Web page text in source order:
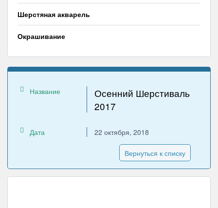
Шерстяная акварель
Окрашивание
Название
Осенний Шерстиваль
2017
Дата 22 октября, 2018
Вернуться к списку